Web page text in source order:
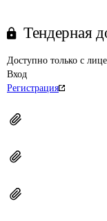
Тендерная
Доступно только с
Вход
Регистрация